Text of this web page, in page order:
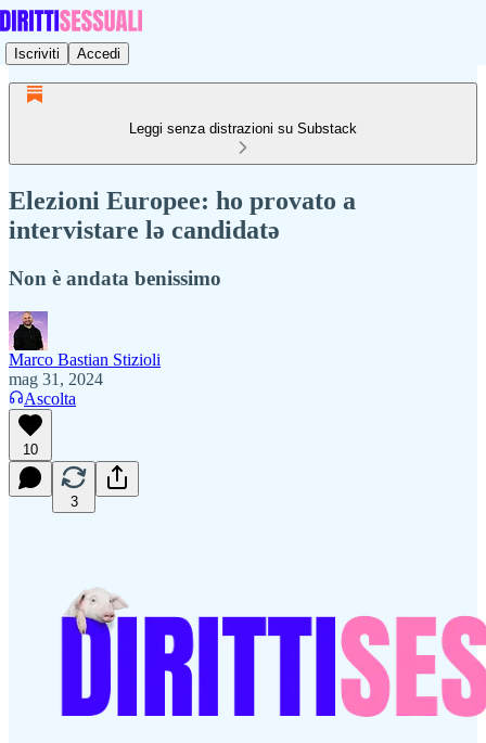
Iscriviti Accedi
Leggi senza distrazioni su Substack
Elezioni Europee: ho provato a
intervistare lə candidatə
Non è andata benissimo
Marco Bastian Stizioli
mag 31, 2024
Ascolta
10
3